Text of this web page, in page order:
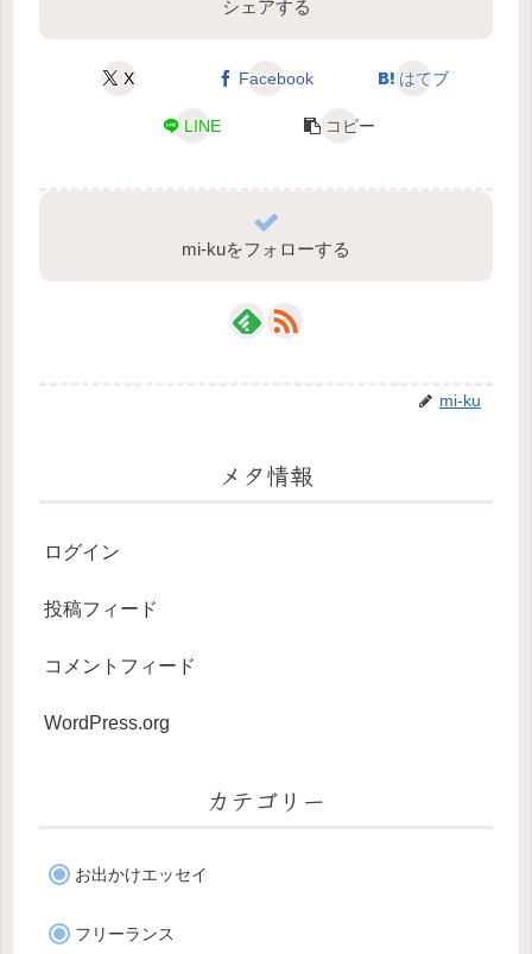
シェアする
X Facebook はてブ
LINE コピー
mi-kuをフォローする
mi-ku
メタ情報
ログイン
投稿フィード
コメントフィード
WordPress.org
カテゴリー
お出かけエッセイ
フリーランス